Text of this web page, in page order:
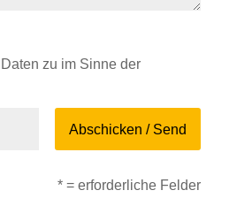
zu im Sinne der
Abschicken / Send
* = erforderliche Felder